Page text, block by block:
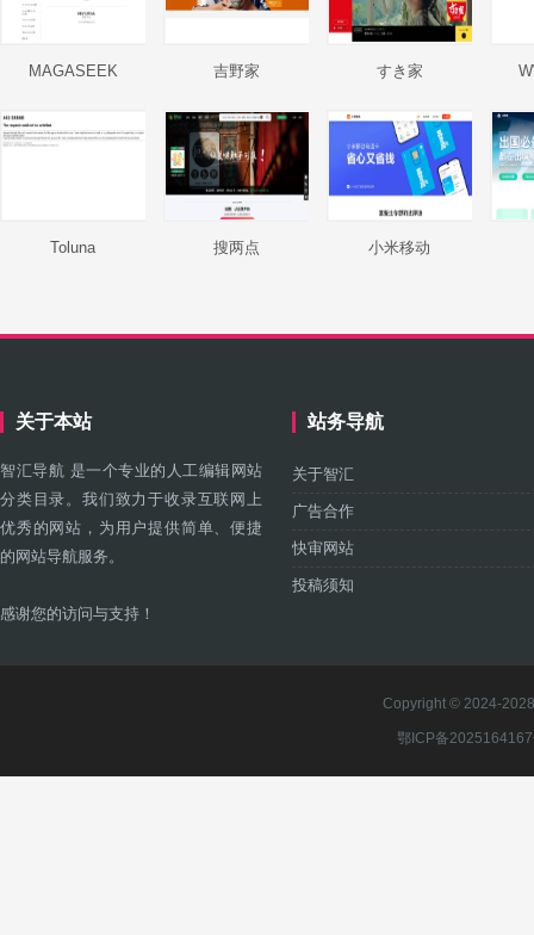
MAGASEEK 吉野家 すき家
Toluna 搜两点 小米移动
关于本站
智汇导航 是一个专业的人工编辑网站
分类目录。我们致力于收录互联网上
优秀的网站，为用户提供简单、便捷
的网站导航服务。
感谢您的访问与支持！
站务导航
关于智汇
广告合作
快审网站
投稿须知
Copyright © 2024-
鄂ICP备